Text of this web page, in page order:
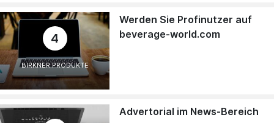
4
BIRKNER PRODUKTE
Werden Sie Profinutzer auf
beverage-world.com
Advertorial im News-Bereich